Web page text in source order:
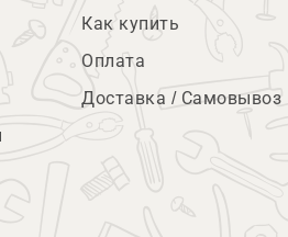
Как купить
Оплата
Доставка / Самовывоз